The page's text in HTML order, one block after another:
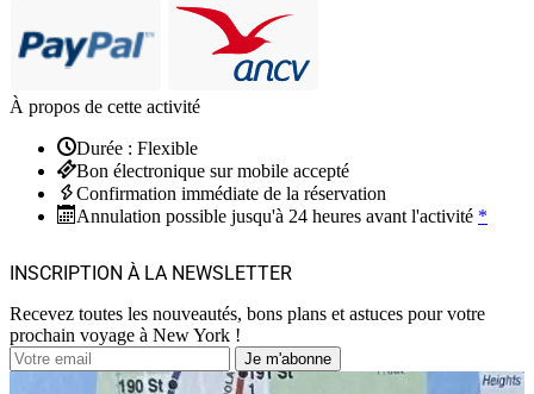
À propos de cette activité
Durée : Flexible
Bon électronique sur mobile accepté
Confirmation immédiate de la réservation
Annulation possible jusqu'à 24 heures avant l'activité *
INSCRIPTION À LA NEWSLETTER
Recevez toutes les nouveautés, bons plans et astuces pour votre
prochain voyage à New York !
Je m'abonne